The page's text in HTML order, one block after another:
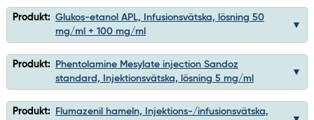
Produkt: Glukos-etanol APL, Infusionsvätska, lösning 50
mg/ml + 100 mg/ml
Produkt:
Phentolamine Mesylate injection Sandoz
standard, Injektionsvätska, lösning 5 mg/ml
Produkt:
Flumazenil hameln, Injektions-/infusionsvätska,